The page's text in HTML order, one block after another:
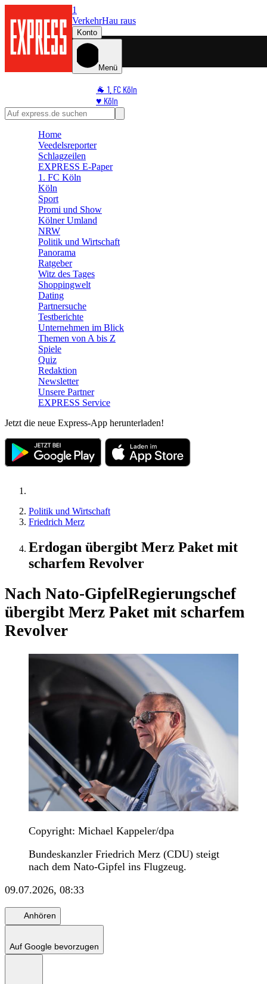
1
VerkehrHau raus
Konto
Menü
🐐 1. FC Köln
♥️ Köln
⭐ Promi
🛒 Shoppingwelt
Home
Veedelsreporter
Schlagzeilen
EXPRESS E-Paper
1. FC Köln
Köln
Sport
Promi und Show
Kölner Umland
NRW
Politik und Wirtschaft
Panorama
Ratgeber
Witz des Tages
Shoppingwelt
Dating
Partnersuche
Testberichte
Unternehmen im Blick
Themen von A bis Z
Spiele
Quiz
Redaktion
Newsletter
Unsere Partner
EXPRESS Service
Jetzt die neue Express-App herunterladen!
Politik und Wirtschaft
Friedrich Merz
Erdogan übergibt Merz Paket mit
scharfem Revolver
Nach Nato-GipfelRegierungschef
übergibt Merz Paket mit scharfem
Revolver
Copyright: Michael Kappeler/dpa
Bundeskanzler Friedrich Merz (CDU) steigt
nach dem Nato-Gipfel ins Flugzeug.
09.07.2026, 08:33
Anhören
Auf Google bevorzugen